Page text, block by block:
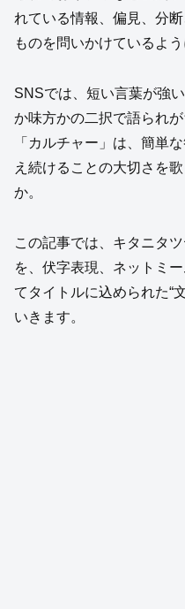
れている情報、偏見、分
ものを問いかけているよう
SNSでは、短い言葉が強
か味方かの二択で語られ
「カルチャー」は、簡単
え続けることの大切さを
か。
この記事では、キタニタ
を、伏字表現、ネットミ
てタイトルに込められた“
いきます。